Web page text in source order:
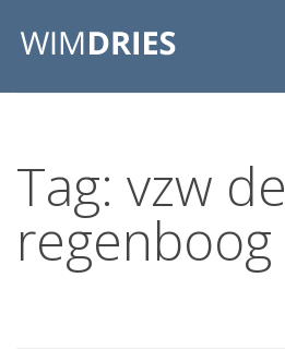
Tag: vzw de
regenboog